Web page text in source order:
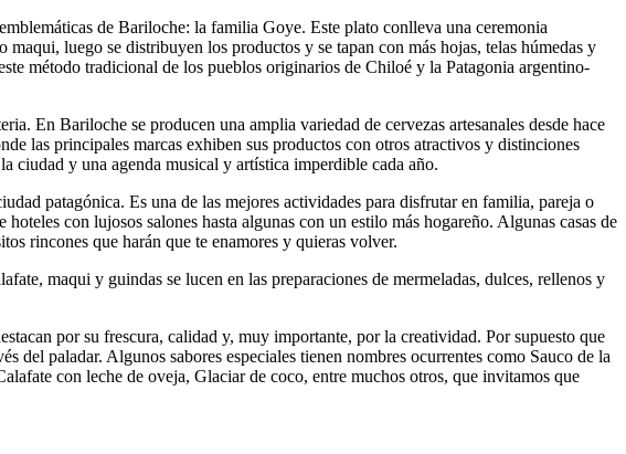
de Bariloche: la familia Goye. Este plato conlleva una ceremonia
luego se distribuyen los productos y se tapan con más hojas, telas húmedas y
método tradicional de los pueblos originarios de Chiloé y la Patagonia argentino-
En Bariloche se producen una amplia variedad de cervezas artesanales desde hace
las principales marcas exhiben sus productos con otros atractivos y distinciones
ciudad y una agenda musical y artística imperdible cada año.
patagónica. Es una de las mejores actividades para disfrutar en familia, pareja o
con lujosos salones hasta algunas con un estilo más hogareño. Algunas casas de
rincones que harán que te enamores y quieras volver.
maqui y guindas se lucen en las preparaciones de mermeladas, dulces, rellenos y
por su frescura, calidad y, muy importante, por la creatividad. Por supuesto que
del paladar. Algunos sabores especiales tienen nombres ocurrentes como Sauco de la
con leche de oveja, Glaciar de coco, entre muchos otros, que invitamos que